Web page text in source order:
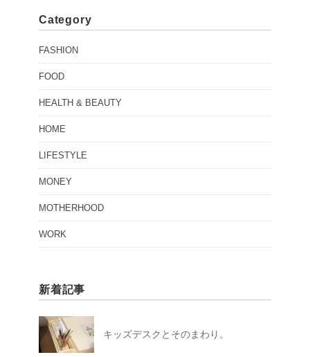
Category
FASHION
FOOD
HEALTH & BEAUTY
HOME
LIFESTYLE
MONEY
MOTHERHOOD
WORK
新着記事
キッズデスクとそのまわり。